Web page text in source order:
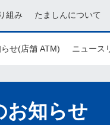
組み たましんについて
せ(店舗 ATM) ニュース
お知らせ